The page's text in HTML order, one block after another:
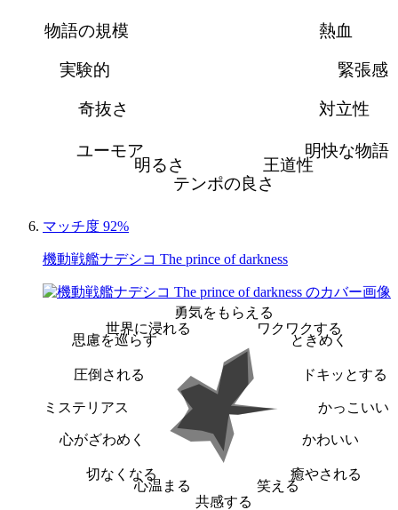
熱血
緊張感
対立性
明快な物語
王道性
テンポの良さ
明るさ
ユーモア
奇抜さ
実験的
物語の規模
マッチ度 92%
機動戦艦ナデシコ The prince of darkness
勇気をもらえる
ワクワクする
ときめく
ドキッとする
かっこいい
かわいい
癒やされる
笑える
共感する
心温まる
切なくなる
心がざわめく
ミステリアス
圧倒される
思慮を巡らす
世界に浸れる